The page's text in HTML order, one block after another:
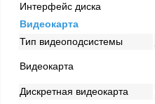
Интерфейс диска
Видеокарта
Тип видеоподсистемы
Видеокарта
Дискретная видеокарта